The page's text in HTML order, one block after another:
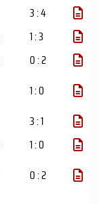
3 : 4
1 : 3
0 : 2
1 : 0
3 : 1
1 : 0
0 : 2